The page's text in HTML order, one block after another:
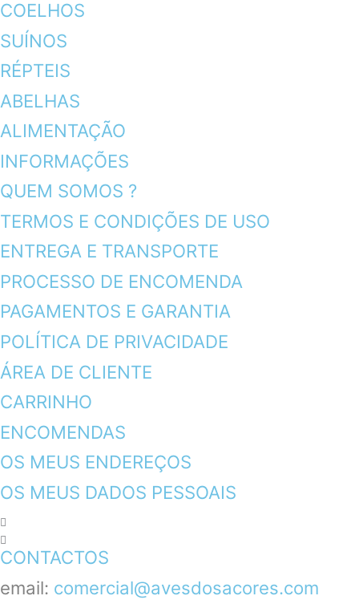
COELHOS
SUÍNOS
RÉPTEIS
ABELHAS
ALIMENTAÇÃO
INFORMAÇÕES
QUEM SOMOS ?
TERMOS E CONDIÇÕES DE USO
ENTREGA E TRANSPORTE
PROCESSO DE ENCOMENDA
PAGAMENTOS E GARANTIA
POLÍTICA DE PRIVACIDADE
ÁREA DE CLIENTE
CARRINHO
ENCOMENDAS
OS MEUS ENDEREÇOS
OS MEUS DADOS PESSOAIS
CONTACTOS
email: comercial@avesdosacores.com